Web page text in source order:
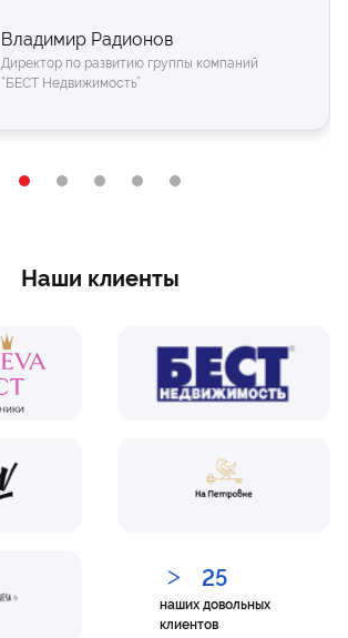
Владимир Радионов
Директор по развитию группы компаний
“БEСТ Недвижимость”
Наши клиенты
25
наших довольных
клиентов